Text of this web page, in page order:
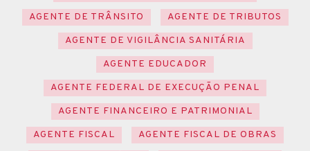
AGENTE DE TRÂNSITO
AGENTE DE TRIBUTOS
AGENTE DE VIGILÂNCIA SANITÁRIA
AGENTE EDUCADOR
AGENTE FEDERAL DE EXECUÇÃO PENAL
AGENTE FINANCEIRO E PATRIMONIAL
AGENTE FISCAL
AGENTE FISCAL DE OBRAS